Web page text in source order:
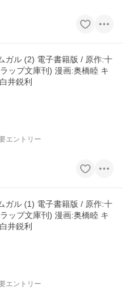
ガル (2) 電子書籍版 / 原作:十
ップ文庫刊) 漫画:奥橋睦 キ
井鋭利
エントリー
ガル (1) 電子書籍版 / 原作:十
ップ文庫刊) 漫画:奥橋睦 キ
井鋭利
エントリー